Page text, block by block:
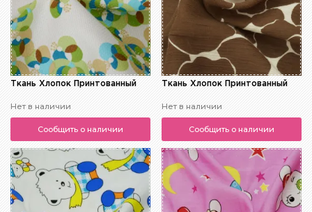
Ткань Хлопок Принтованный
Нет в наличии
Сообщить о наличии
Ткань Хлопок Принтованный
Нет в наличии
Сообщить о наличии